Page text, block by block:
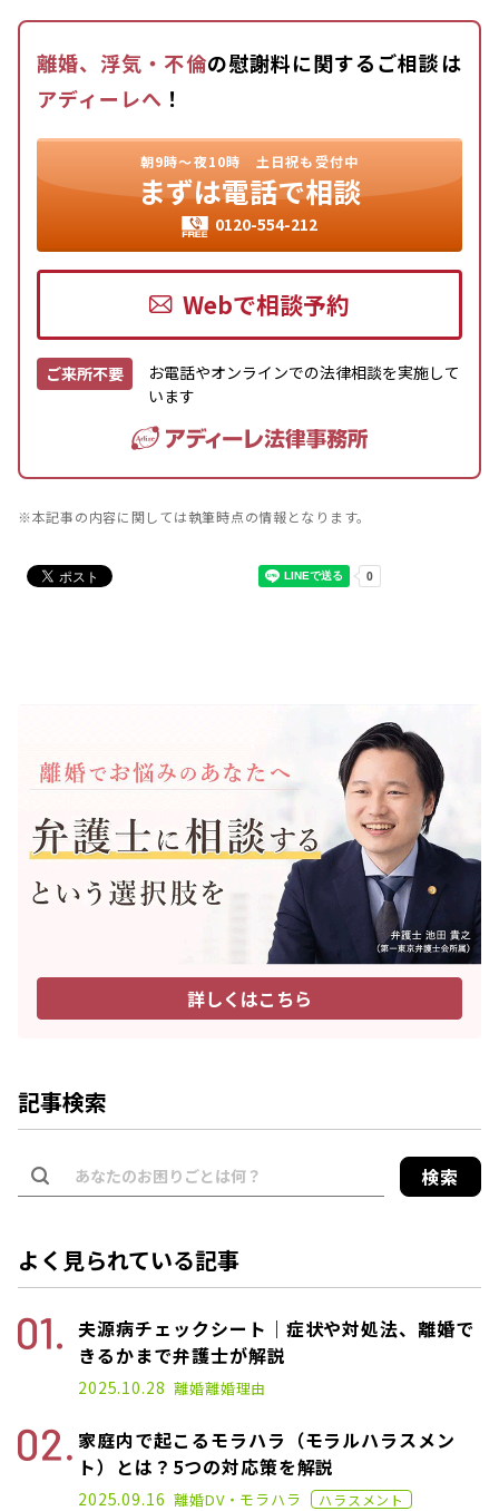
離婚、浮気・不倫の慰謝料に関するご相談は
アディーレへ ！
朝9時〜夜10時 土日祝も受付中
まずは電話で相談
0120-554-212
Webで相談予約
ご来所不要
お電話やオンラインでの法律相談を実施して
います
※本記事の内容に関しては執筆時点の情報となります。
詳しくはこちら
記事検索
検索
よく見られている記事
夫源病チェックシート｜症状や対処法、離婚で
きるかまで弁護士が解説
2025.01.17
2025.10.28 離婚離婚理由
家庭内で起こるモラハラ（モラルハラスメン
ト）とは？5つの対応策を解説
2020.11.02
2025.09.16 離婚DV・モラハラ ハラスメント